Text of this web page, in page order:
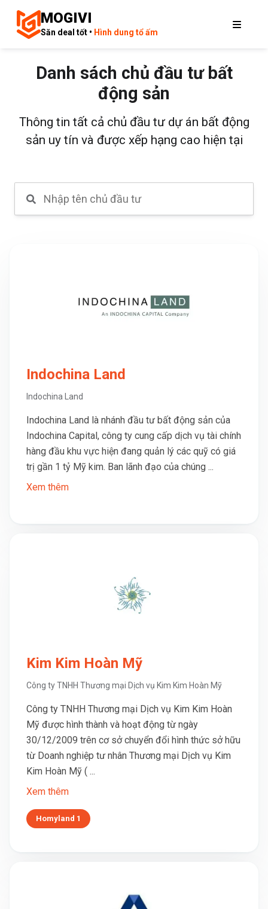
MOGIVI
Săn deal tốt • Hình dung tổ ấm
Danh sách chủ đầu tư bất
động sản
Thông tin tất cả chủ đầu tư dự án bất động
sản uy tín và được xếp hạng cao hiện tại
Indochina Land
Indochina Land
Indochina Land là nhánh đầu tư bất động sản của
Indochina Capital, công ty cung cấp dịch vụ tài chính
hàng đầu khu vực hiện đang quản lý các quỹ có giá
trị gần 1 tỷ Mỹ kim. Ban lãnh đạo của chúng ...
Xem thêm
Kim Kim Hoàn Mỹ
Công ty TNHH Thương mại Dịch vụ Kim Kim Hoàn Mỹ
Công ty TNHH Thương mại Dịch vụ Kim Kim Hoàn
Mỹ được hình thành và hoạt động từ ngày
30/12/2009 trên cơ sở chuyển đổi hình thức sở hữu
từ Doanh nghiệp tư nhân Thương mại Dịch vụ Kim
Kim Hoàn Mỹ ( ...
Xem thêm
Homyland 1